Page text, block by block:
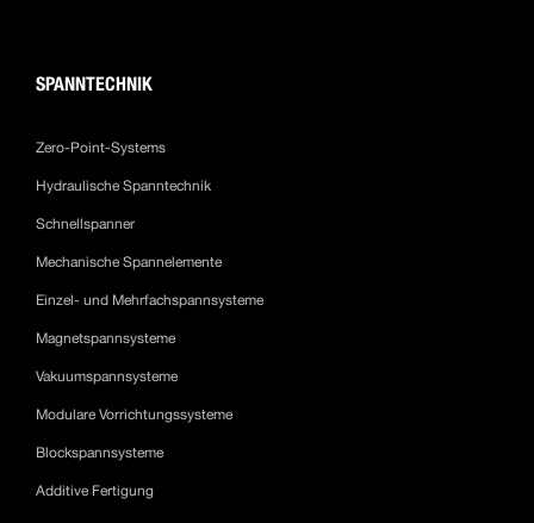
SPANNTECHNIK
Zero-Point-Systems
Hydraulische Spanntechnik
Schnellspanner
Mechanische Spannelemente
Einzel- und Mehrfachspannsysteme
Magnetspannsysteme
Vakuumspannsysteme
Modulare Vorrichtungssysteme
Blockspannsysteme
Additive Fertigung